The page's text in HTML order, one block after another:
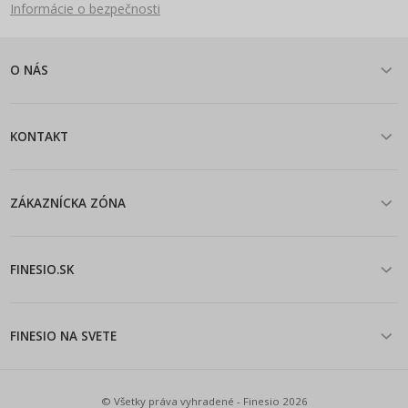
Informácie o bezpečnosti
O NÁS
KONTAKT
ZÁKAZNÍCKA ZÓNA
FINESIO.SK
FINESIO NA SVETE
© Všetky práva vyhradené - Finesio 2026